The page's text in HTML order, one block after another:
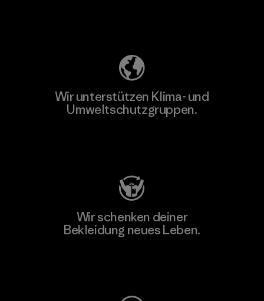
Wir unterstützen Klima- und
Umweltschutzgruppen.
Wir schenken deiner
Bekleidung neues Leben.